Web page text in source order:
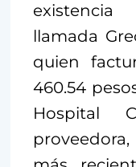
llamada
quien
460.54
Hospital